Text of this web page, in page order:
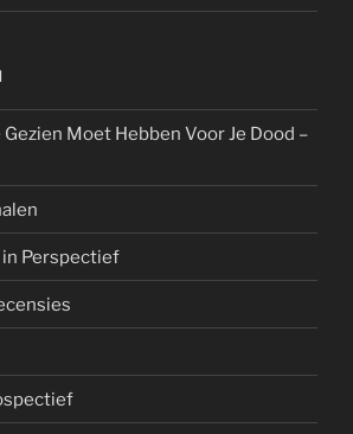
Gezien Moet Hebben Voor Je Dood –
Perspectief